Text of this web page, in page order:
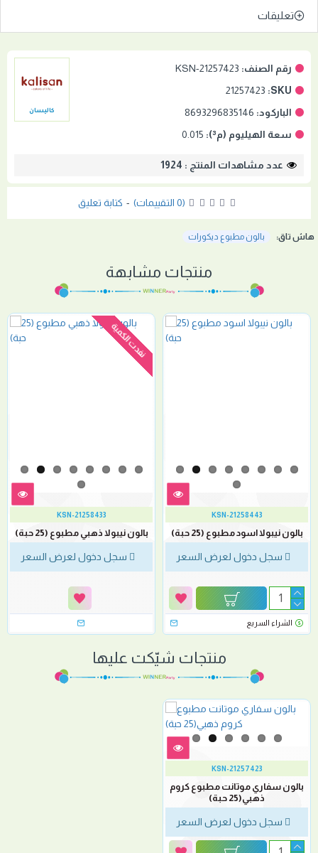
رقم الصنف: KSN-21257423
SKU:
21257423
الباركود: 8693296835146
سعة الهيليوم (م³):
0.015
كاليسان
عدد مشاهدات المنتج : 1924
(0 التقييمات) - كتابة تعليق
تعليقات
هاش تاق: بالون مطبوع ديكورات
منتجات مشابهة
KSN-21258443
بالون نيبولا اسود مطبوع (25 حبة)
سجل دخول لعرض السعر
الشراء السريع
نفدت الكمية
KSN-21258433
بالون نيبولا ذهبي مطبوع (25 حبة)
سجل دخول لعرض السعر
منتجات شيّكت عليها
KSN-21257423
بالون سفاري موتانت مطبوع كروم
ذهبي(25 حبة)
سجل دخول لعرض السعر